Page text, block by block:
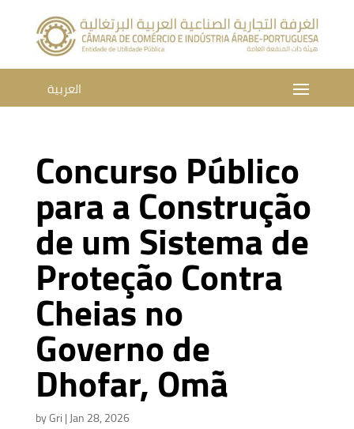
العربية
Concurso Público
para a Construção
de um Sistema de
Proteção Contra
Cheias no
Governo de
Dhofar, Omã
byGri|Jan 28, 2026